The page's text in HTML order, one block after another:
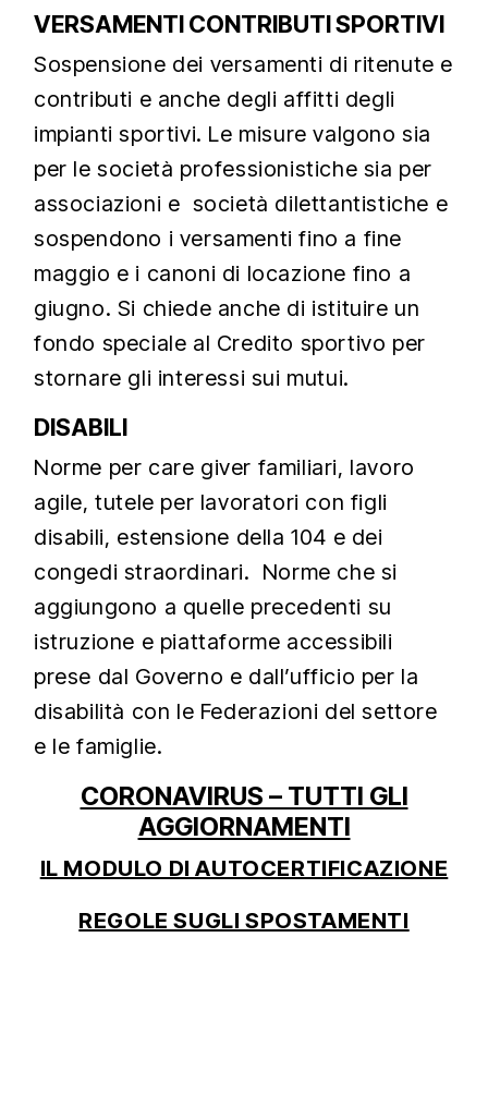
VERSAMENTI CONTRIBUTI SPORTIVI
Sospensione dei versamenti di ritenute e
contributi e anche degli affitti degli
impianti sportivi. Le misure valgono sia
per le società professionistiche sia per
associazioni e società dilettantistiche e
sospendono i versamenti fino a fine
maggio e i canoni di locazione fino a
giugno. Si chiede anche di istituire un
fondo speciale al Credito sportivo per
stornare gli interessi sui mutui.
DISABILI
Norme per care giver familiari, lavoro
agile, tutele per lavoratori con figli
disabili, estensione della 104 e dei
congedi straordinari. Norme che si
aggiungono a quelle precedenti su
istruzione e piattaforme accessibili
prese dal Governo e dall’ufficio per la
disabilità con le Federazioni del settore
e le famiglie.
CORONAVIRUS – TUTTI GLI
AGGIORNAMENTI
IL MODULO DI AUTOCERTIFICAZIONE
REGOLE SUGLI SPOSTAMENTI